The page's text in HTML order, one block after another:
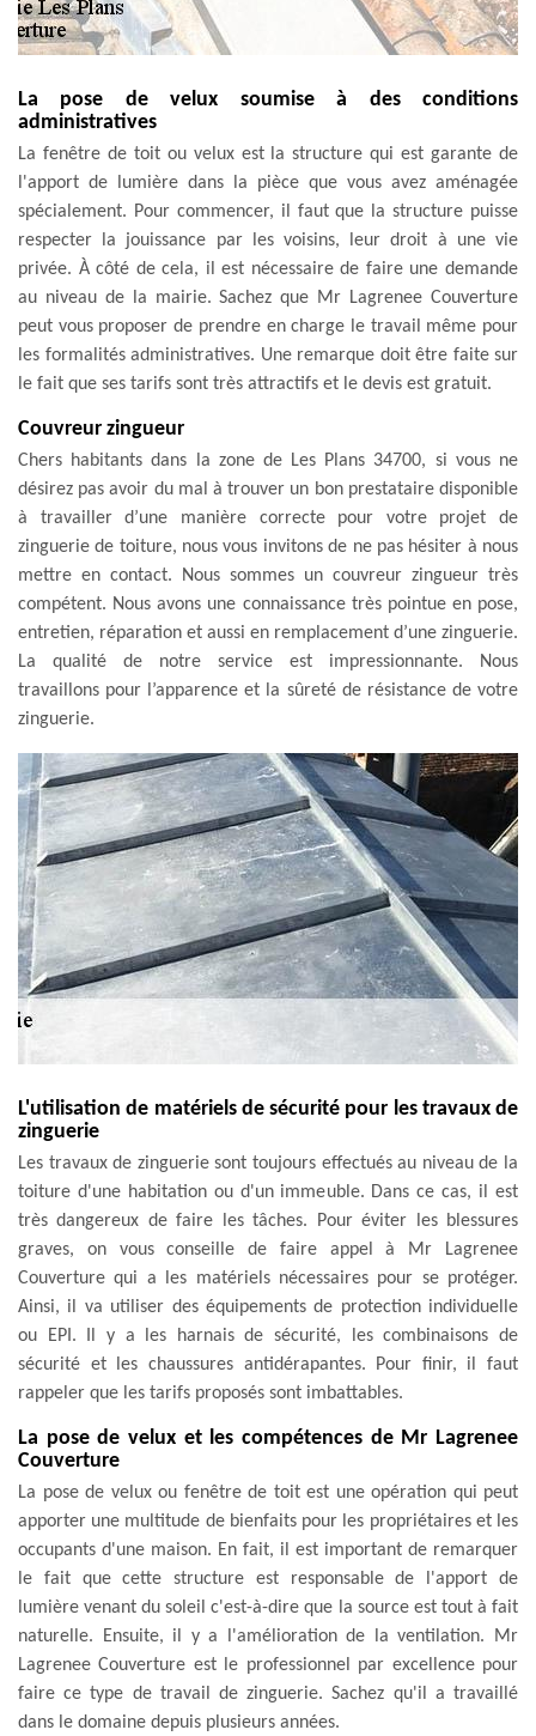
La pose de velux soumise à des conditions
administratives
La fenêtre de toit ou velux est la structure qui est garante de
l'apport de lumière dans la pièce que vous avez aménagée
spécialement. Pour commencer, il faut que la structure puisse
respecter la jouissance par les voisins, leur droit à une vie
privée. À côté de cela, il est nécessaire de faire une demande
au niveau de la mairie. Sachez que Mr Lagrenee Couverture
peut vous proposer de prendre en charge le travail même pour
les formalités administratives. Une remarque doit être faite sur
le fait que ses tarifs sont très attractifs et le devis est gratuit.
Couvreur zingueur
Chers habitants dans la zone de Les Plans 34700, si vous ne
désirez pas avoir du mal à trouver un bon prestataire disponible
à travailler d’une manière correcte pour votre projet de
zinguerie de toiture, nous vous invitons de ne pas hésiter à nous
mettre en contact. Nous sommes un couvreur zingueur très
compétent. Nous avons une connaissance très pointue en pose,
entretien, réparation et aussi en remplacement d’une zinguerie.
La qualité de notre service est impressionnante. Nous
travaillons pour l’apparence et la sûreté de résistance de votre
zinguerie.
L'utilisation de matériels de sécurité pour les travaux de
zinguerie
Les travaux de zinguerie sont toujours effectués au niveau de la
toiture d'une habitation ou d'un immeuble. Dans ce cas, il est
très dangereux de faire les tâches. Pour éviter les blessures
graves, on vous conseille de faire appel à Mr Lagrenee
Couverture qui a les matériels nécessaires pour se protéger.
Ainsi, il va utiliser des équipements de protection individuelle
ou EPI. Il y a les harnais de sécurité, les combinaisons de
sécurité et les chaussures antidérapantes. Pour finir, il faut
rappeler que les tarifs proposés sont imbattables.
La pose de velux et les compétences de Mr Lagrenee
Couverture
La pose de velux ou fenêtre de toit est une opération qui peut
apporter une multitude de bienfaits pour les propriétaires et les
occupants d'une maison. En fait, il est important de remarquer
le fait que cette structure est responsable de l'apport de
lumière venant du soleil c'est-à-dire que la source est tout à fait
naturelle. Ensuite, il y a l'amélioration de la ventilation. Mr
Lagrenee Couverture est le professionnel par excellence pour
faire ce type de travail de zinguerie. Sachez qu'il a travaillé
dans le domaine depuis plusieurs années.